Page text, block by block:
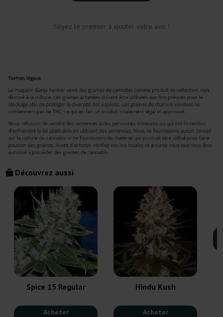
Soyez le premier à ajouter votre avis !
Découvrez aussi
Spice 15 Regular
Acheter
Hindu Kush
Acheter